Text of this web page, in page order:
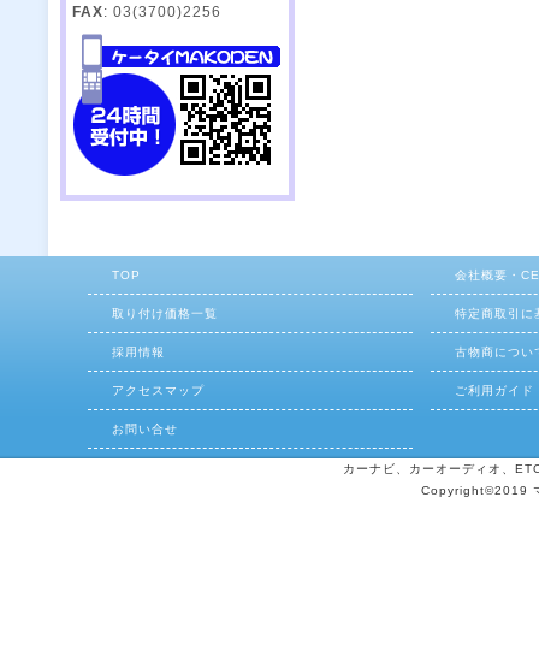
FAX: 03(3700)2256
TOP 会社概要・
取り付け価格一覧 特定商取引に
採用情報 古物商につい
アクセスマップ ご利用ガイド
お問い合せ
カーナビ、カーオーディオ、
Copyright©2019